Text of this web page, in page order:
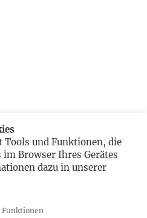
Tools und Funktionen, die
Browser Ihres Gerätes
dazu in unserer
Funktionen